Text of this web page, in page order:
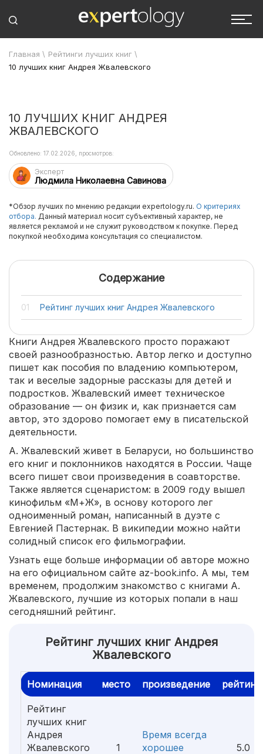
Главная \ Рейтинги лучших книг \
10 лучших книг Андрея Жвалевского
10 ЛУЧШИХ КНИГ АНДРЕЯ
ЖВАЛЕВСКОГО
Эксперт
Людмила Николаевна Савинова
Обновлено: 17.02.2026, просмотров:
*Обзор лучших по мнению редакции expertology.ru. О критериях
отбора. Данный материал носит субъективный характер, не
является рекламой и не служит руководством к покупке. Перед
покупкой необходима консультация со специалистом.
Содержание
Рейтинг лучших книг Андрея Жвалевского
Книги Андрея Жвалевского просто поражают
своей разнообразностью. Автор легко и доступно
пишет как пособия по владению компьютером,
так и веселые задорные рассказы для детей и
подростков. Жвалевский имеет техническое
образование — он физик и, как признается сам
автор, это здорово помогает ему в писательской
деятельности.
А. Жвалевский живет в Беларуси, но большинство
его книг и поклонников находятся в России. Чаще
всего пишет свои произведения в соавторстве.
Также является сценаристом: в 2009 году вышел
кинофильм «М+Ж», в основу которого лег
одноименный роман, написанный в дуэте с
Евгенией Пастернак. В википедии можно найти
солидный список его фильмографии.
Узнать еще больше информации об авторе можно
на его официальном сайте az-book.info. А мы, тем
временем, продолжим знакомство с книгами А.
Жвалевского, лучшие из которых попали в наш
сегодняшний рейтинг.
Рейтинг лучших книг Андрея
Жвалевского
Номинация место произведение рейтинг
Рейтинг
лучших книг
Андрея
Жвалевского
1
Время всегда
хорошее
5.0